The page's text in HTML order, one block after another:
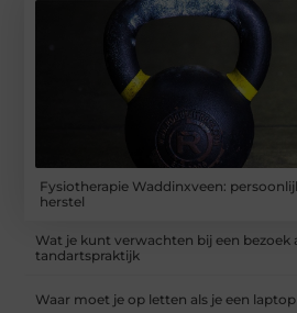
Fysiotherapie Waddinxveen:
herstel
Wat je kunt verwachten bij een bezoek
tandartspraktijk
Waar moet je op letten als je een